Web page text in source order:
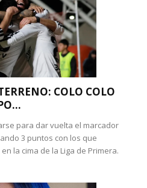
COLO COLO
para dar vuelta el marcador
3 puntos con los que
la cima de la Liga de Primera.